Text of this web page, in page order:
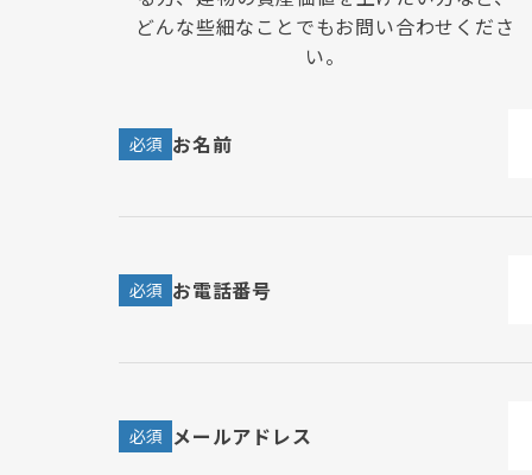
どんな些細なことでもお問い合わせくださ
い。
必須 お名前
必須 お電話番号
必須 メールアドレス